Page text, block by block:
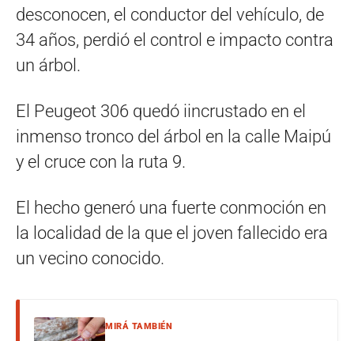
desconocen, el conductor del vehículo, de
34 años, perdió el control e impacto contra
un árbol.
El Peugeot 306 quedó iincrustado en el
inmenso tronco del árbol en la calle Maipú
y el cruce con la ruta 9.
El hecho generó una fuerte conmoción en
la localidad de la que el joven fallecido era
un vecino conocido.
MIRÁ TAMBIÉN